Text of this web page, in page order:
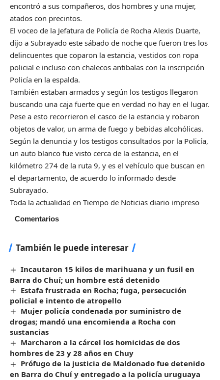
encontró a sus compañeros, dos hombres y una mujer,
atados con precintos.
El voceo de la Jefatura de Policía de Rocha Alexis Duarte,
dijo a Subrayado este sábado de noche que fueron tres los
delincuentes que coparon la estancia, vestidos con ropa
policial e incluso con chalecos antibalas con la inscripción
Policía en la espalda.
También estaban armados y según los testigos llegaron
buscando una caja fuerte que en verdad no hay en el lugar.
Pese a esto recorrieron el casco de la estancia y robaron
objetos de valor, un arma de fuego y bebidas alcohólicas.
Según la denuncia y los testigos consultados por la Policía,
un auto blanco fue visto cerca de la estancia, en el
kilómetro 274 de la ruta 9, y es el vehículo que buscan en
el departamento, de acuerdo lo informado desde
Subrayado.
Toda la actualidad en Tiempo de Noticias diario impreso
Comentarios
También le puede interesar
Incautaron 15 kilos de marihuana y un fusil en
Barra do Chuí; un hombre está detenido
Estafa frustrada en Rocha; fuga, persecución
policial e intento de atropello
Mujer policía condenada por suministro de
drogas; mandó una encomienda a Rocha con
sustancias
Marcharon a la cárcel los homicidas de dos
hombres de 23 y 28 años en Chuy
Prófugo de la justicia de Maldonado fue detenido
en Barra do Chuí y entregado a la policía uruguaya